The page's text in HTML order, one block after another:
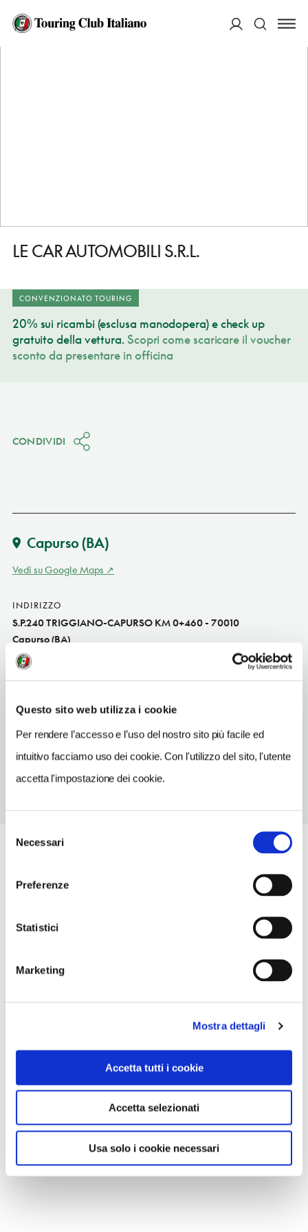
Questo sito web utilizza i cookie
Per rendere l’accesso e l’uso del nostro sito più facile ed
intuitivo facciamo uso dei cookie. Con l'utilizzo del sito, l'utente
accetta l'impostazione dei cookie.
delNecessari
Preferenze
Statistici
Marketing
Mostra dettagli
Accetta tutti i cookie
Accetta selezionati
Usa solo i cookie necessari
HOME
LE CAR AUTOMOBILI S.R.L.
CONVENZIONATO TOURING
20% sui ricambi (esclusa manodopera) e check up
gratuito della vettura. Scopri come scaricare il voucher
sconto da presentare in officina
CONDIVIDI
Capurso(BA)
Vedi su Google Maps
INDIRIZZO
S.P.240 TRIGGIANO-CAPURSO KM 0+460 - 70010
Capurso (BA)
Puglia IT